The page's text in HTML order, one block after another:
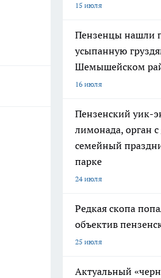
15 июля
Пензенцы нашли
усыпанную
Шемышейском
16 июля
Пензенский уик-
лимонада, орган
семейный
парке
24 июля
Редкая скопа
объектив
25 июля
Актуальный